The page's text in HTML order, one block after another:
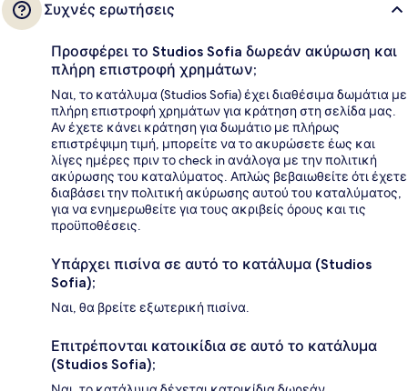
Συχνές ερωτήσεις
Προσφέρει το Studios Sofia δωρεάν ακύρωση και
πλήρη επιστροφή χρημάτων;
Ναι, το κατάλυμα (Studios Sofia) έχει διαθέσιμα δωμάτια με
πλήρη επιστροφή χρημάτων για κράτηση στη σελίδα μας.
Αν έχετε κάνει κράτηση για δωμάτιο με πλήρως
επιστρέψιμη τιμή, μπορείτε να το ακυρώσετε έως και
λίγες ημέρες πριν το check in ανάλογα με την πολιτική
ακύρωσης του καταλύματος. Απλώς βεβαιωθείτε ότι έχετε
διαβάσει την πολιτική ακύρωσης αυτού του καταλύματος,
για να ενημερωθείτε για τους ακριβείς όρους και τις
προϋποθέσεις.
Υπάρχει πισίνα σε αυτό το κατάλυμα (Studios
Sofia);
Ναι, θα βρείτε εξωτερική πισίνα.
Επιτρέπονται κατοικίδια σε αυτό το κατάλυμα
(Studios Sofia);